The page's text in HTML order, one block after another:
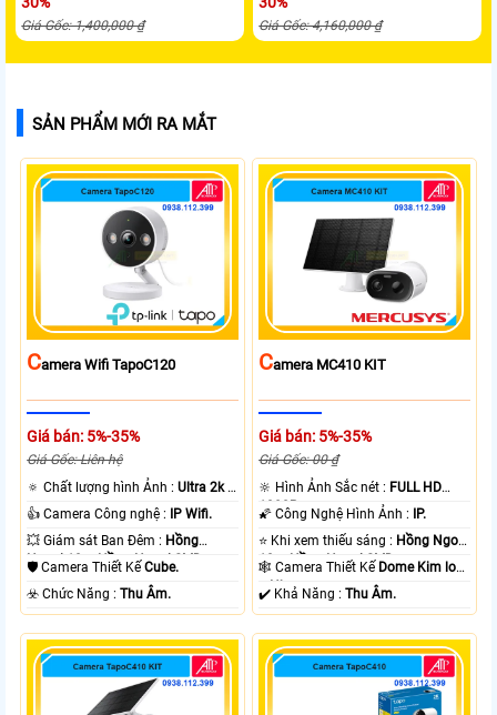
Giá Gốc: 1,400,000 ₫ Giá Gốc: 4,160,000 ₫
SẢN PHẨM MỚI RA MẮT
CAmera Wifi TapoC120
Giá bán: 5%-35%
Giá Gốc: Liên hệ
🔅 Chất lượng hình Ảnh :Ultra 2k +
.
👍 Camera Công nghệ :
IP Wifi.
💥 Giám sát Ban Đêm : Hồng
Ngoại 10m Hồng Ngoại SMD.
🛡 Camera Thiết KếCube.
️☣️ Chức Năng :Thu Âm.
CAmera MC410 KIT
Giá bán: 5%-35%
Giá Gốc: 00 ₫
🔆 Hình Ảnh Sắc nét : FULL HD
1080P .
🌠 Công Nghệ Hình Ảnh :
IP.
⭐ Khi xem thiếu sáng : Hồng Ngoại
10m Hồng Ngoại SMD.
🕸️ Camera Thiết Kế Dome Kim loại
+ Nhựa.
️✔️ Khả Năng :Thu Âm.